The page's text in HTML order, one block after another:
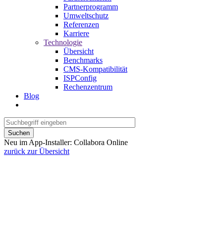
Partnerprogramm
Umweltschutz
Referenzen
Karriere
Technologie
Übersicht
Benchmarks
CMS-Kompatibilität
ISPConfig
Rechenzentrum
Blog
Suchen
Neu im App-Installer: Collabora Online
zurück zur Übersicht